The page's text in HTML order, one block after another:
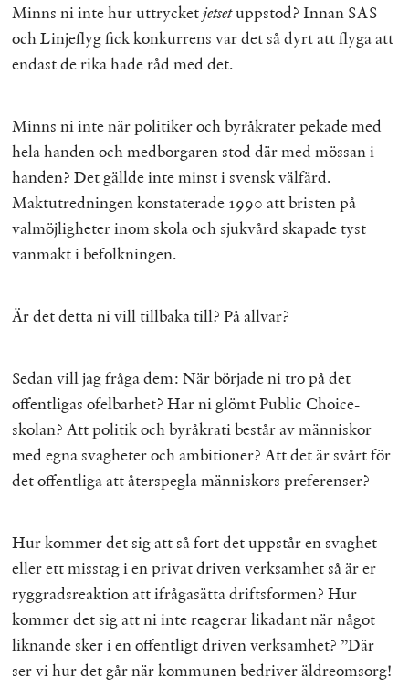
Minns ni inte hur uttrycketjetsetuppstod? Innan SAS
och Linjeflyg fick konkurrens var det så dyrt att flyga att
endast de rika hade råd med det.
Minns ni inte när politiker och byråkrater pekade med
hela handen och medborgaren stod där med mössan i
handen? Det gällde inte minst i svensk välfärd.
Maktutredningen konstaterade 1990 att bristen på
valmöjligheter inom skola och sjukvård skapade tyst
vanmakt i befolkningen.
Är det detta ni vill tillbaka till? På allvar?
Sedan vill jag fråga dem: När började ni tro på det
offentligas ofelbarhet? Har ni glömt Public Choice-
skolan? Att politik och byråkrati består av människor
med egna svagheter och ambitioner? Att det är svårt för
det offentliga att återspegla människors preferenser?
Hur kommer det sig att så fort det uppstår en svaghet
eller ett misstag i en privat driven verksamhet så är er
ryggradsreaktion att ifrågasätta driftsformen? Hur
kommer det sig att ni inte reagerar likadant när något
liknande sker i en offentligt driven verksamhet? ”Där
ser vi hur det går när kommunen bedriver äldreomsorg!